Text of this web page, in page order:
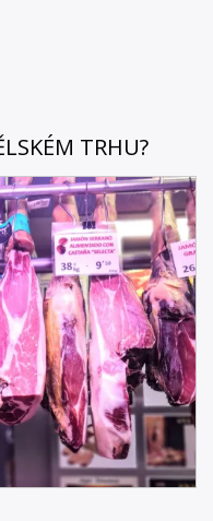
TRHU?